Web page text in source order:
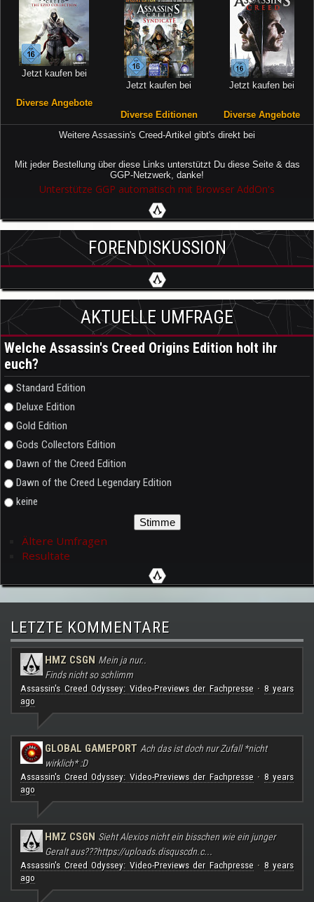
Jetzt kaufen bei
Diverse Angebote
Jetzt kaufen bei
Diverse Editionen
Jetzt kaufen bei
Diverse Angebote
Weitere Assassin's Creed-Artikel gibt's direkt bei
Mit jeder Bestellung über diese Links unterstützt Du diese Seite & das
GGP-Netzwerk, danke!
Unterstütze GGP automatisch mit Browser AddOn's
FORENDISKUSSION
AKTUELLE UMFRAGE
Welche Assassin's Creed Origins Edition holt ihr
euch?
Auswahlmöglichkeiten
Standard Edition
Deluxe Edition
Gold Edition
Gods Collectors Edition
Dawn of the Creed Edition
Dawn of the Creed Legendary Edition
keine
Ältere Umfragen
Resultate
LETZTE KOMMENTARE
HMZ CSGN Mein ja nur..
Finds nicht so schlimm
Assassin's Creed Odyssey: Video-Previews der Fachpresse· 8 years
ago
GLOBAL GAMEPORT Ach das ist doch nur Zufall *nicht
wirklich* :D
Assassin's Creed Odyssey: Video-Previews der Fachpresse· 8 years
ago
HMZ CSGN Sieht Alexios nicht ein bisschen wie ein junger
Geralt aus???https://uploads.disquscdn.c...
Assassin's Creed Odyssey: Video-Previews der Fachpresse· 8 years
ago